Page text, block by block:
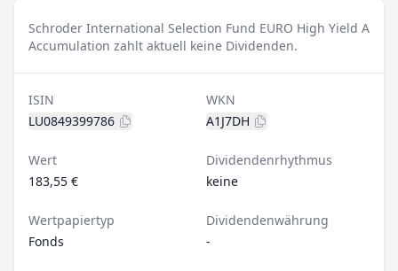
Schroder International Selection Fund EURO High Yield A
Accumulation zahlt aktuell keine Dividenden.
ISIN
LU0849399786
WKN
A1J7DH
Wert
183,55 €
Dividendenrhythmus
keine
Wertpapiertyp
Fonds
Dividendenwährung
-